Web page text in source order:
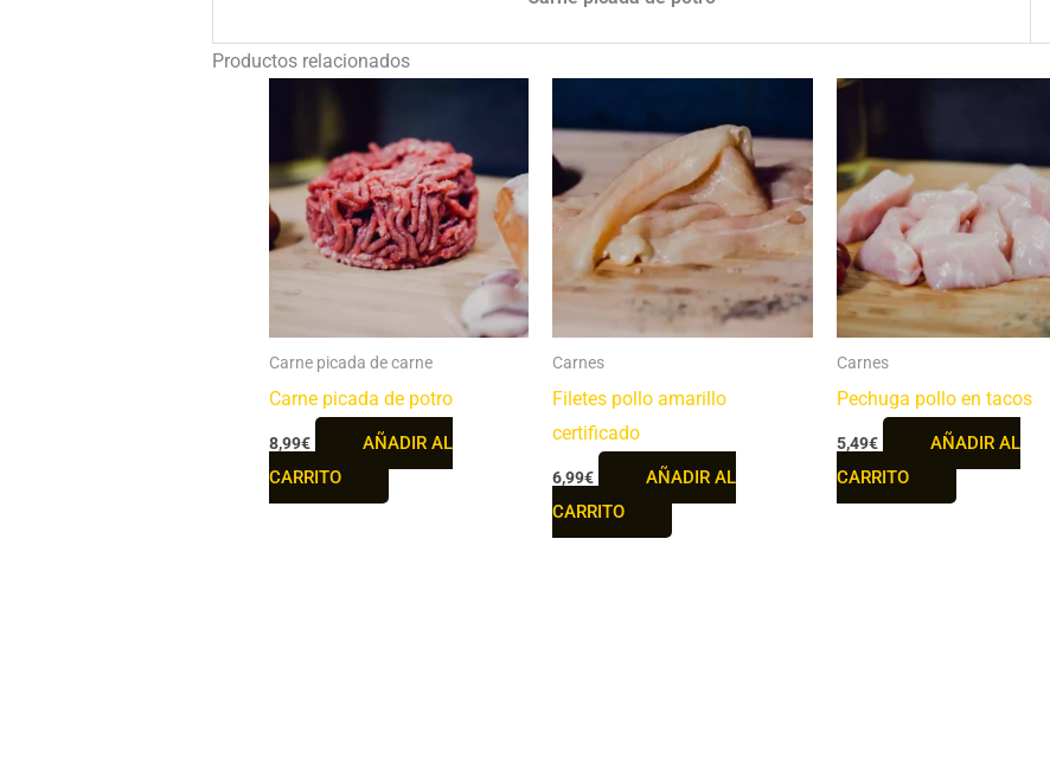
Productos relacionados
Carne picada de carne
Carne picada de potro
8,99€
AÑADIR AL
CARRITO
Carnes
Filetes pollo amarillo
certificado
6,99€
AÑADIR AL
CARRITO
Carnes
Pechuga pollo en tacos
5,49€
AÑADIR AL
CARRITO